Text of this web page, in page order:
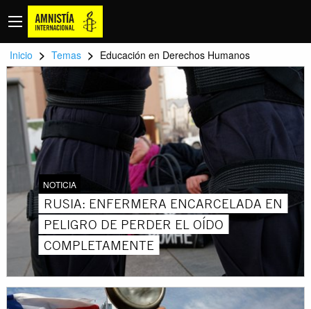
Inicio > Temas > Educación en Derechos Humanos
NOTICIA
RUSIA: ENFERMERA ENCARCELADA EN
PELIGRO DE PERDER EL OÍDO
COMPLETAMENTE